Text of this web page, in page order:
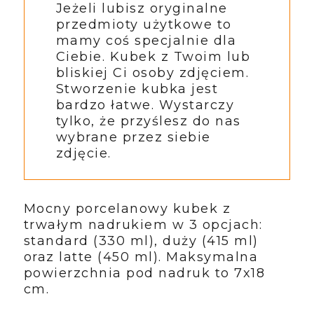
Jeżeli lubisz oryginalne
przedmioty użytkowe to
mamy coś specjalnie dla
Ciebie. Kubek z Twoim lub
bliskiej Ci osoby zdjęciem.
Stworzenie kubka jest
bardzo łatwe. Wystarczy
tylko, że przyślesz do nas
wybrane przez siebie
zdjęcie.
Mocny porcelanowy kubek z
trwałym nadrukiem w 3 opcjach:
standard (330 ml), duży (415 ml)
oraz latte (450 ml). Maksymalna
powierzchnia pod nadruk to 7x18
cm.